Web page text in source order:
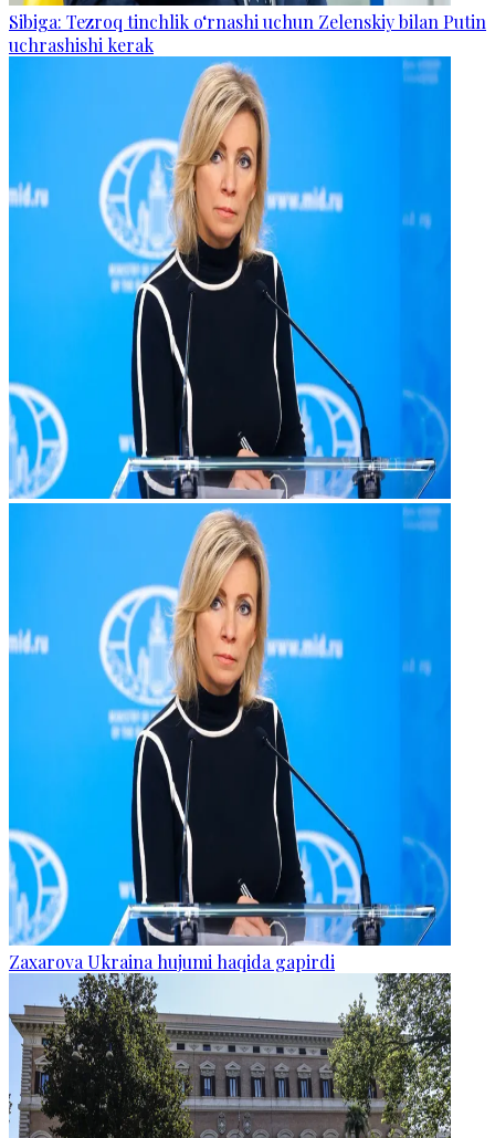
Sibiga: Tezroq tinchlik o‘rnashi uchun Zelenskiy bilan Putin
uchrashishi kerak
Zaxarova Ukraina hujumi haqida gapirdi